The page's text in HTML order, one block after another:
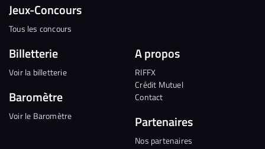
Jeux-Concours
Tous les concours
Billetterie
Voir la billetterie
Baromètre
Voir le Baromètre
A propos
RIFFX
Crédit Mutuel
Contact
Partenaires
Nos partenaires